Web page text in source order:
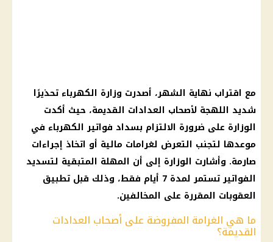
مع اقتراب نهاية الشهر، أصدرت وزارة الكهرباء تحذيرًا
شديد اللهجة لأصحاب العدادات القديمة، حيث أكدت
الوزارة على ضرورة الالتزام بسداد فواتير الكهرباء في
موعدها لتجنب التعرض لغرامات مالية أو اتخاذ إجراءات
صارمة. وأشارت الوزارة إلى أن المهلة المتبقية لتسديد
الفواتير تستمر لمدة 7 أيام فقط، وذلك قبل تطبيق
العقوبات المقررة على المخالفين.
ما هي الغرامة المفروضة على أصحاب العدادات
القديمة؟